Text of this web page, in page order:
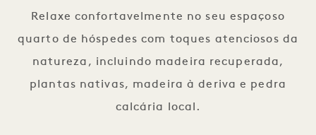
Relaxe confortavelmente no seu espaçoso
quarto de hóspedes com toques atenciosos da
natureza, incluindo madeira recuperada,
plantas nativas, madeira à deriva e pedra
calcária local.